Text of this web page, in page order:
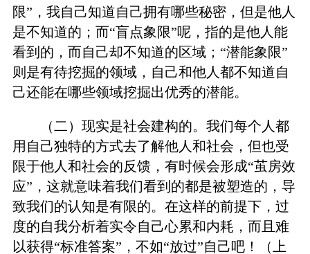
限”，我自己知道自己拥有哪些秘密，但是他人
是不知道的；而“盲点象限”呢，指的是他人能
看到的，而自己却不知道的区域；“潜能象限”
则是有待挖掘的领域，自己和他人都不知道自
己还能在哪些领域挖掘出优秀的潜能。
（二）现实是社会建构的。我们每个人都
用自己独特的方式去了解他人和社会，但也受
限于他人和社会的反馈，有时候会形成“茧房效
应”，这就意味着我们看到的都是被塑造的，导
致我们的认知是有限的。在这样的前提下，过
度的自我分析着实令自己心累和内耗，而且难
以获得“标准答案”，不如“放过”自己吧！（上